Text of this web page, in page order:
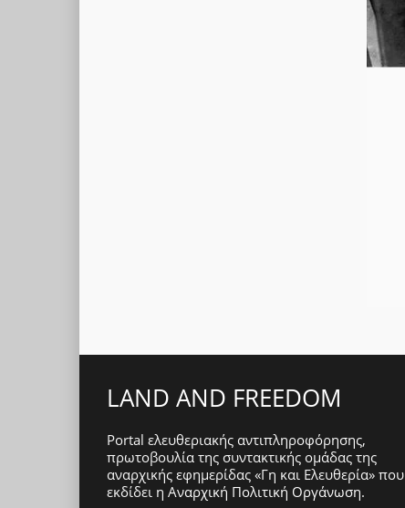
LAND AND FREEDOM
Portal ελευθεριακής αντιπληροφόρησης,
πρωτοβουλία της συντακτικής ομάδας της
αναρχικής εφημερίδας «Γη και Ελευθερία» που
εκδίδει η Αναρχική Πολιτική Οργάνωση.